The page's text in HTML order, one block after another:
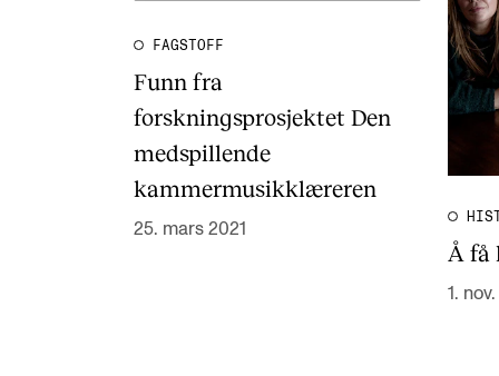
FAGSTOFF
Funn fra
forskningsprosjektet Den
medspillende
kammermusikklæreren
25. mars 2021
Å få
1.